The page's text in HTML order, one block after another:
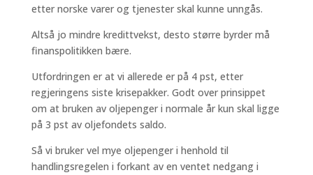
etter norske varer og tjenester skal kunne unngås.
Altså jo mindre kredittvekst, desto større byrder må
finanspolitikken bære.
Utfordringen er at vi allerede er på 4 pst, etter
regjeringens siste krisepakker. Godt over prinsippet
om at bruken av oljepenger i normale år kun skal ligge
på 3 pst av oljefondets saldo.
Så vi bruker vel mye oljepenger i henhold til
handlingsregelen i forkant av en ventet nedgang i